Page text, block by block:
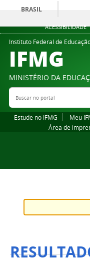
ACESSIBILIDADE
BRASIL
Instituto Federal de
IFMG
MINISTÉRIO DA
Buscar no portal
Estude no IFMG Meu
Área de